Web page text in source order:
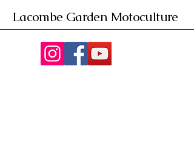
Lacombe Garden Motoculture